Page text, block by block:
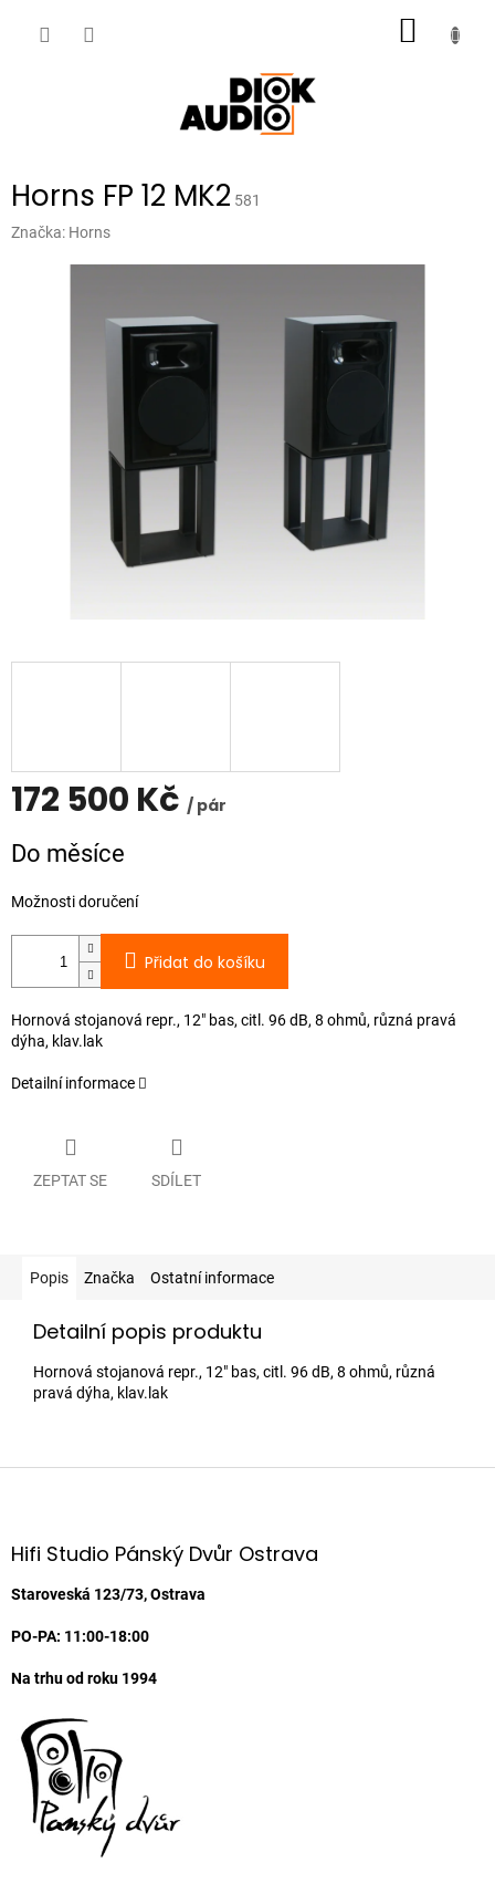
Horns FP 12 MK2 581
Značka: Horns
172 500 Kč / pár
cena:
Do měsíce
Možnosti doručení
Přidat do košíku
Hornová stojanová repr., 12" bas, citl. 96 dB, 8 ohmů, různá pravá
dýha, klav.lak
Detailní informace
ZEPTAT SE SDÍLET
Popis Značka Ostatní informace
Detailní popis produktu
Hornová stojanová repr., 12" bas, citl. 96 dB, 8 ohmů, různá
pravá dýha, klav.lak
Z
aHifi Studio Pánský Dvůr Ostrava
Staroveská 123/73, Ostrava
PO-PA: 11:00-18:00
Na trhu od roku 1994